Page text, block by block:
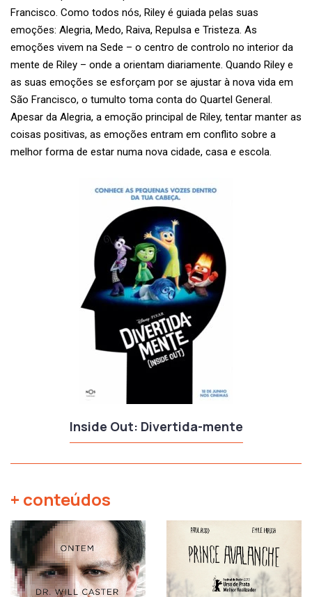
Inside Out: Divertida-mente
Francisco. Como todos nós, Riley é guiada pelas suas
emoções: Alegria, Medo, Raiva, Repulsa e Tristeza. As
emoções vivem na Sede – o centro de controlo no interior da
mente de Riley – onde a orientam diariamente. Quando Riley e
as suas emoções se esforçam por se ajustar à nova vida em
São Francisco, o tumulto toma conta do Quartel General.
Apesar da Alegria, a emoção principal de Riley, tentar manter as
coisas positivas, as emoções entram em conflito sobre a
melhor forma de estar numa nova cidade, casa e escola.
+ conteúdos